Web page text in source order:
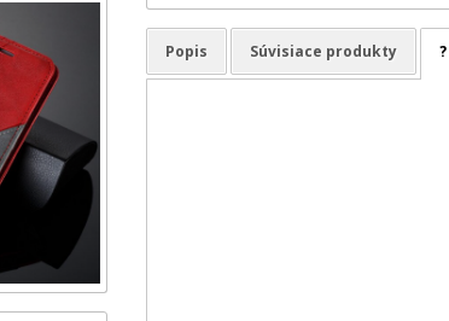
Popis Súvisiace produkty ?